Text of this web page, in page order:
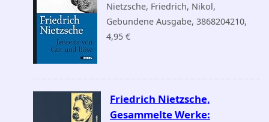
Nietzsche, Friedrich, Nikol,
Gebundene Ausgabe, 3868204210,
4,95 €
Friedrich Nietzsche,
Gesammelte Werke: